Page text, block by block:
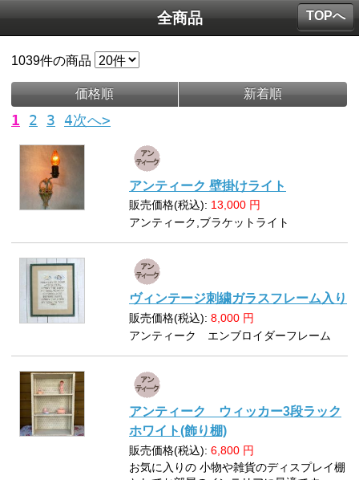
全商品
1039件の商品
価格順 新着順
1 2 3 4次へ>
アンティーク 壁掛けライト
販売価格(税込): 13,000 円
アンティーク,ブラケットライト
ヴィンテージ刺繍ガラスフレーム入り
販売価格(税込): 8,000 円
アンティーク エンブロイダーフレーム
アンティーク ウィッカー3段ラック
ホワイト(飾り棚)
販売価格(税込): 6,800 円
お気に入りの 小物や雑貨のディスプレイ棚
TOPへ